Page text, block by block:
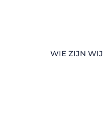
WIE ZIJN WIJ